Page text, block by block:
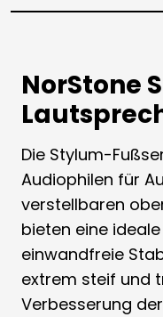
NorStone
Die Stylum-
Audiophilen für
verstellbaren
bieten eine
einwandfreie
extrem steif und
Verbesserung